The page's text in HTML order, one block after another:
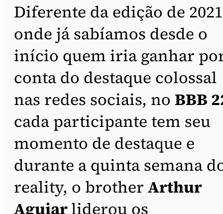
Diferente da edição de
onde já sabíamos desde o
início quem iria ganhar
conta do destaque colossal
nas redes sociais, no BBB
cada participante tem seu
momento de destaque e
durante a quinta semana
reality, o brother Arthur
Aguiarliderou os